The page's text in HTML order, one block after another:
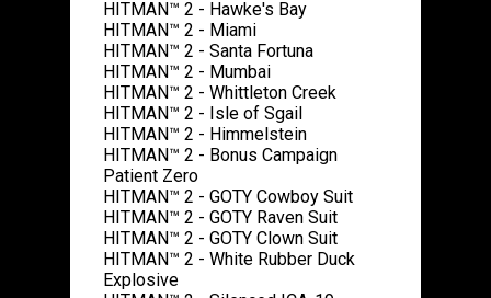
HITMAN™ 2 - Hawke's Bay
HITMAN™ 2 - Miami
HITMAN™ 2 - Santa Fortuna
HITMAN™ 2 - Mumbai
HITMAN™ 2 - Whittleton Creek
HITMAN™ 2 - Isle of Sgаil
HITMAN™ 2 - Himmelstein
HITMAN™ 2 - Bonus Campaign
Patient Zero
HITMAN™ 2 - GOTY Cowboy Suit
HITMAN™ 2 - GOTY Raven Suit
HITMAN™ 2 - GOTY Clown Suit
HITMAN™ 2 - White Rubber Duck
Explosive